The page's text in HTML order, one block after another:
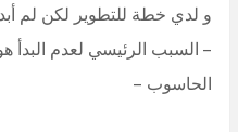
و لدي خطة للتطوير لكن لم
– السبب الرئيسي لعدم البدأ
الحاسوب –